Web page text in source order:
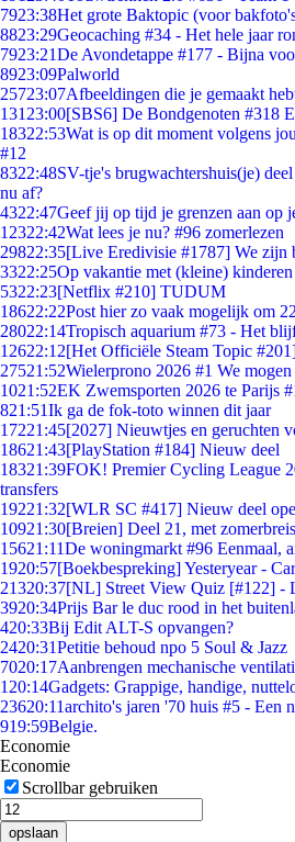
7923:38Het grote Baktopic (voor
8823:29Geocaching #34 - Het hele jaar
7923:21De Avondetappe #177 - Bijna
8923:09Palworld
25723:07Afbeeldingen die je gemaakt
131 23:00[SBS6] De Bondgenoten #318
18322:53Wat is op dit moment volgens
#12
8322:48SV-tje's brugwachtershuis(je)
nu af?
4322:47Geef jij op tijd je grenzen aan op
12322:42Wat lees je nu? #96 zomerlezen
29822:35[Live Eredivisie #1787] We zijn
3322:25Op vakantie met (kleine)
5322:23[Netflix #210] TUDUM
18622:22Post hier zo vaak mogelijk om
28022:14Tropisch aquarium #73 - Het
12622:12[Het Officiële Steam Topic
27521:52Wielerprono 2026 #1 We
1021:52EK Zwemsporten 2026 te Parijs
821:51Ik ga de fok-toto winnen dit jaar
17221:45[2027] Nieuwtjes en geruchten
18621:43[PlayStation #184] Nieuw deel
18321:39FOK! Premier Cycling League
transfers
19221:32[WLR SC #417] Nieuw deel
10921:30[Breien] Deel 21, met
15621:11De woningmarkt #96 Eenmaal,
1920:57[Boekbespreking] Yesteryear -
21320:37[NL] Street View Quiz [#122] -
3920:34Prijs Bar le duc rood in het
420:33Bij Edit ALT-S opvangen?
2420:31Petitie behoud npo 5 Soul & Jazz
7020:17Aanbrengen mechanische
1 20:14Gadgets: Grappige, handige,
23620:11archito's jaren '70 huis #5 - Een
919:59Belgie.
Economie
Economie
Scrollbar gebruiken
opslaan